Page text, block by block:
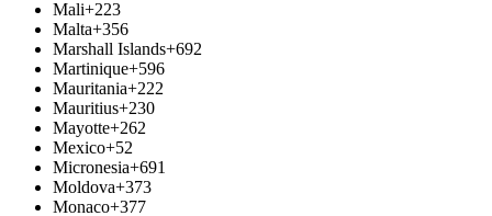
Mali+223
Malta+356
Marshall Islands+692
Martinique+596
Mauritania+222
Mauritius+230
Mayotte+262
Mexico+52
Micronesia+691
Moldova+373
Monaco+377